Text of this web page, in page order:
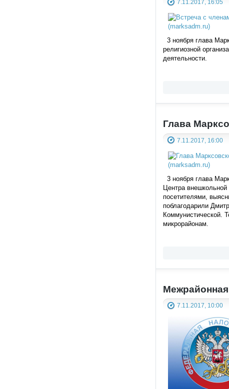
7.11.2017, 16:05
3 ноября глава
религиозной
деятельности.
Глава
7.11.2017, 16:00
3 ноября глава
Центра
посетителями,
поблагодарили
Коммунистической.
микрорайонам.
7.11.2017, 10:00